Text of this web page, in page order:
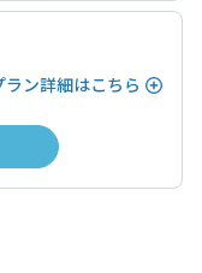
ラン詳細はこちら